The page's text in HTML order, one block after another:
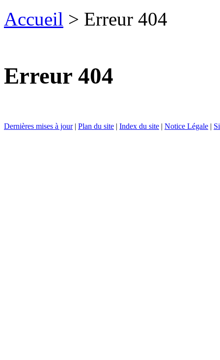
Accueil > Erreur 404
Erreur 404
Dernières mises à jour| Plan du site | Index du site | Notice Légale |